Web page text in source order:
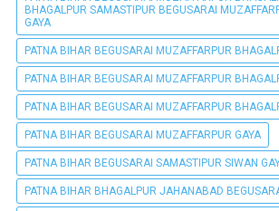
BHAGALPUR SAMASTIPUR BEGUSARAI
GAYA
PATNA BIHAR BEGUSARAI MUZAFFARPUR
PATNA BIHAR BEGUSARAI MUZAFFARPUR
PATNA BIHAR BEGUSARAI MUZAFFARPUR
PATNA BIHAR BEGUSARAI MUZAFFARPUR GAYA
PATNA BIHAR BEGUSARAI SAMASTIPUR SIWAN
PATNA BIHAR BHAGALPUR JAHANABAD